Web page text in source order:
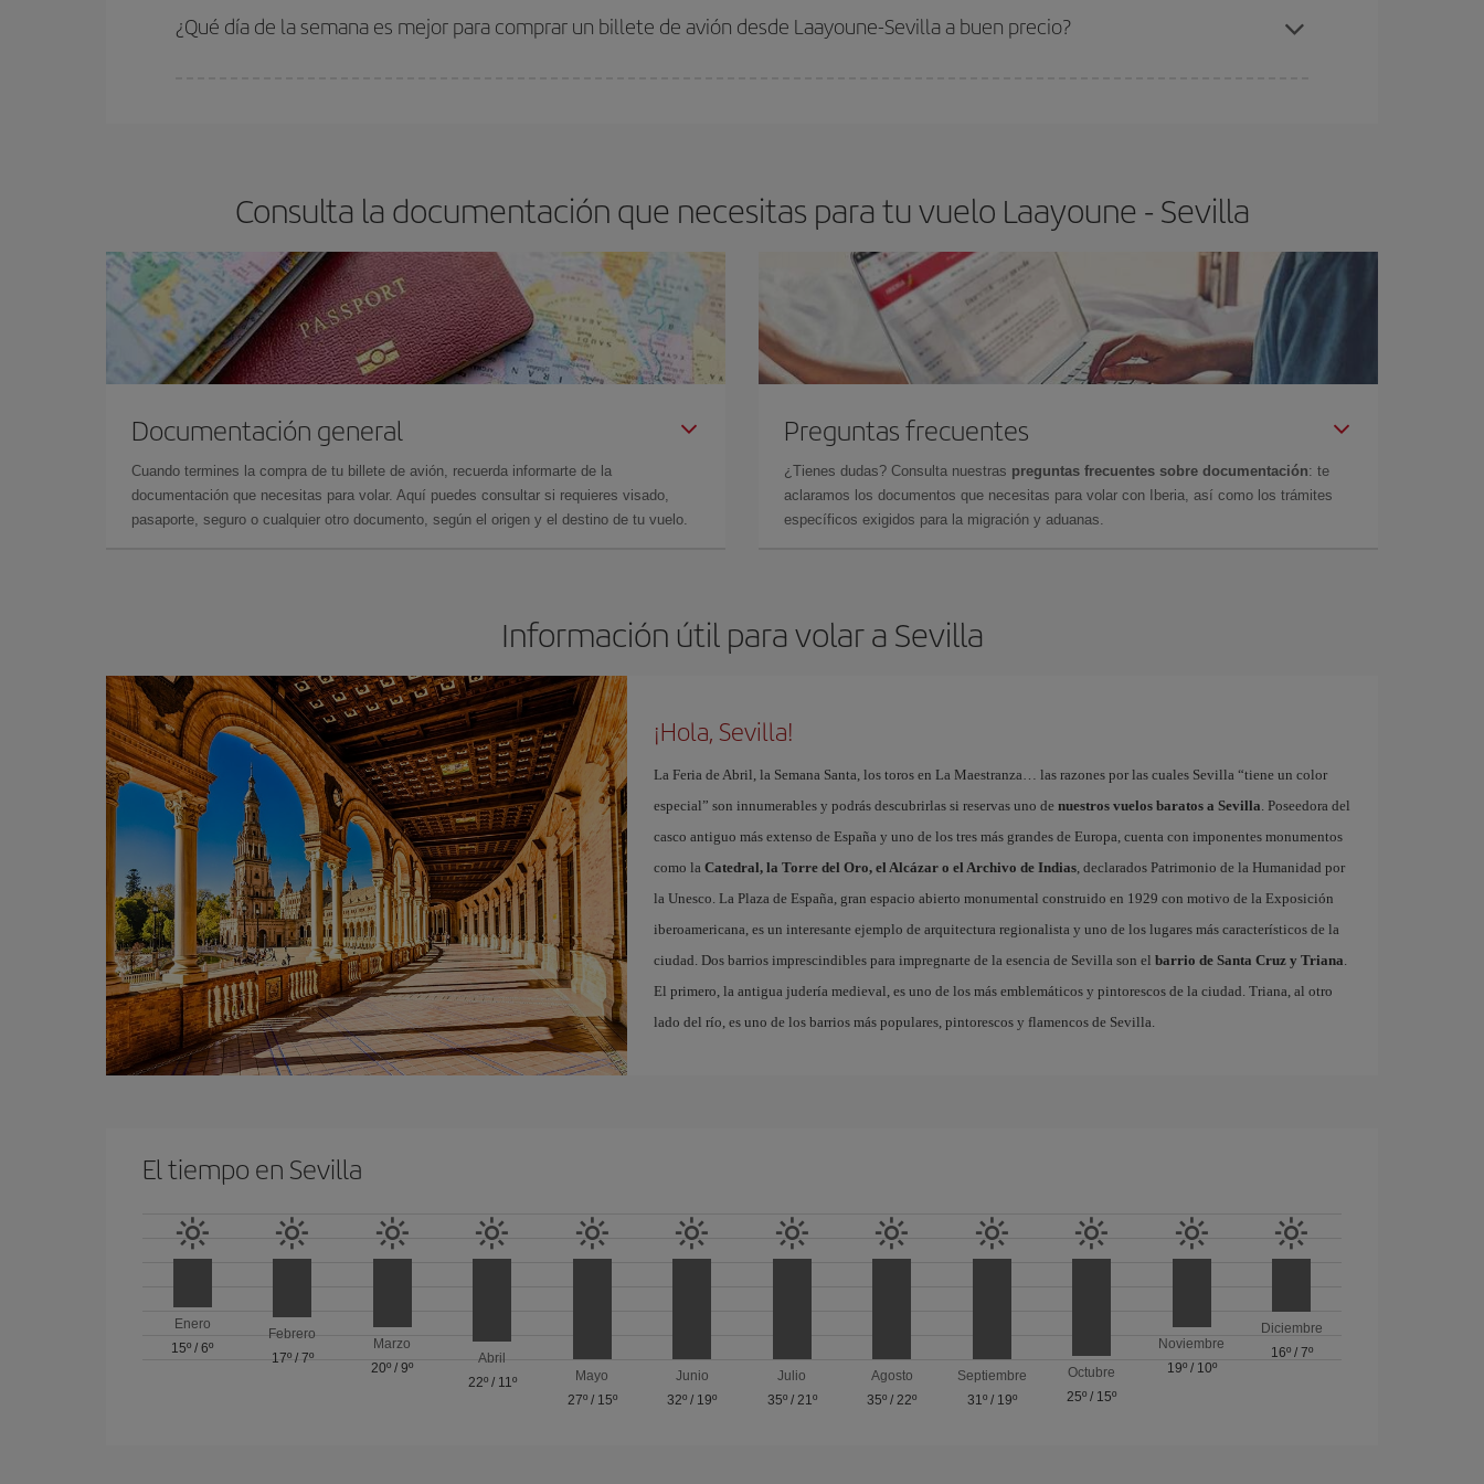
¿Qué día de la semana es mejor para comprar un billete de avión desde Laayoune-Sevilla a buen precio?
Consulta la documentación que necesitas para tu vuelo Laayoune - Sevilla
Documentación general
Cuando termines la compra de tu billete de avión, recuerda informarte de la
documentación que necesitas para volar. Aquí puedes consultar si requieres visado,
pasaporte, seguro o cualquier otro documento, según el origen y el destino de tu vuelo.
Preguntas frecuentes
¿Tienes dudas? Consulta nuestras preguntas frecuentes sobre documentación: te
aclaramos los documentos que necesitas para volar con Iberia, así como los trámites
específicos exigidos para la migración y aduanas.
Información útil para volar a Sevilla
¡Hola, Sevilla!
La Feria de Abril, la Semana Santa, los toros en La Maestranza… las razones por las cuales Sevilla “tiene un color
especial” son innumerables y podrás descubrirlas si reservas uno de nuestros vuelos baratos a Sevilla. Poseedora del
casco antiguo más extenso de España y uno de los tres más grandes de Europa, cuenta con imponentes monumentos
como la Catedral, la Torre del Oro, el Alcázar o el Archivo de Indias, declarados Patrimonio de la Humanidad por
la Unesco. La Plaza de España, gran espacio abierto monumental construido en 1929 con motivo de la Exposición
iberoamericana, es un interesante ejemplo de arquitectura regionalista y uno de los lugares más característicos de la
ciudad. Dos barrios imprescindibles para impregnarte de la esencia de Sevilla son el barrio de Santa Cruz y Triana.
El primero, la antigua judería medieval, es uno de los más emblemáticos y pintorescos de la ciudad. Triana, al otro
lado del río, es uno de los barrios más populares, pintorescos y flamencos de Sevilla.
El tiempo en Sevilla
Enero
15º /6º
Febrero
17º/ 7º
Marzo
20º /9º
Abril
22º/ 11º
Mayo
27º/ 15º
Junio
32º / 19º
Julio
35º/ 21º
Agosto
35º /22º
Septiembre
31º/ 19º
Octubre
25º / 15º
Noviembre
19º/ 10º
Diciembre
16º/ 7º